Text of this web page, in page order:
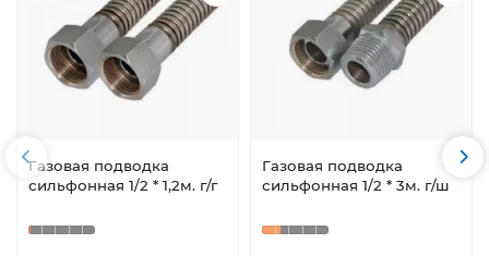
Газовая подводка
сильфонная 1/2 * 1,2м. г/г
Газовая подводка
сильфонная 1/2 * 3м. г/ш